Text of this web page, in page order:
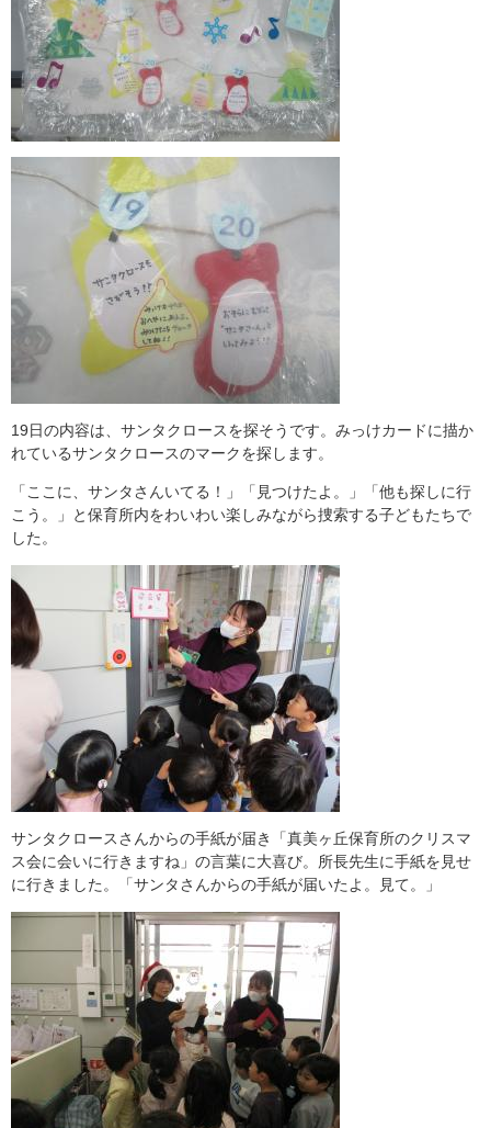
19日の内容は、サンタクロースを探そうです。みっけカードに描か
れているサンタクロースのマークを探します。
「ここに、サンタさんいてる！」「見つけたよ。」「他も探しに行
こう。」と保育所内をわいわい楽しみながら捜索する子どもたちで
した。
サンタクロースさんからの手紙が届き「真美ヶ丘保育所のクリスマ
ス会に会いに行きますね」の言葉に大喜び。所長先生に手紙を見せ
に行きました。「サンタさんからの手紙が届いたよ。見て。」